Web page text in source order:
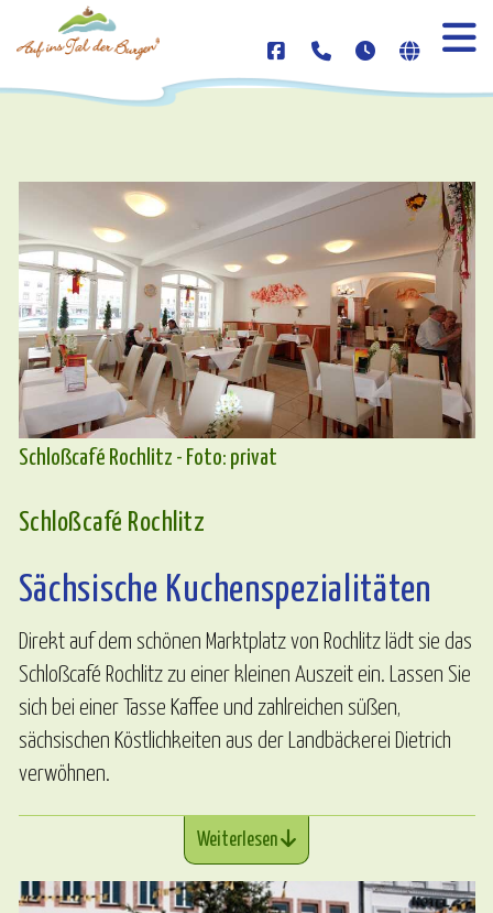
Schloßcafé Rochlitz - Foto: privat
Schloßcafé Rochlitz
Sächsische Kuchenspezialitäten
Direkt auf dem schönen Marktplatz von Rochlitz lädt sie das
Schloßcafé Rochlitz zu einer kleinen Auszeit ein. Lassen Sie
sich bei einer Tasse Kaffee und zahlreichen süßen,
sächsischen Köstlichkeiten aus der Landbäckerei Dietrich
verwöhnen.
Weiterlesen